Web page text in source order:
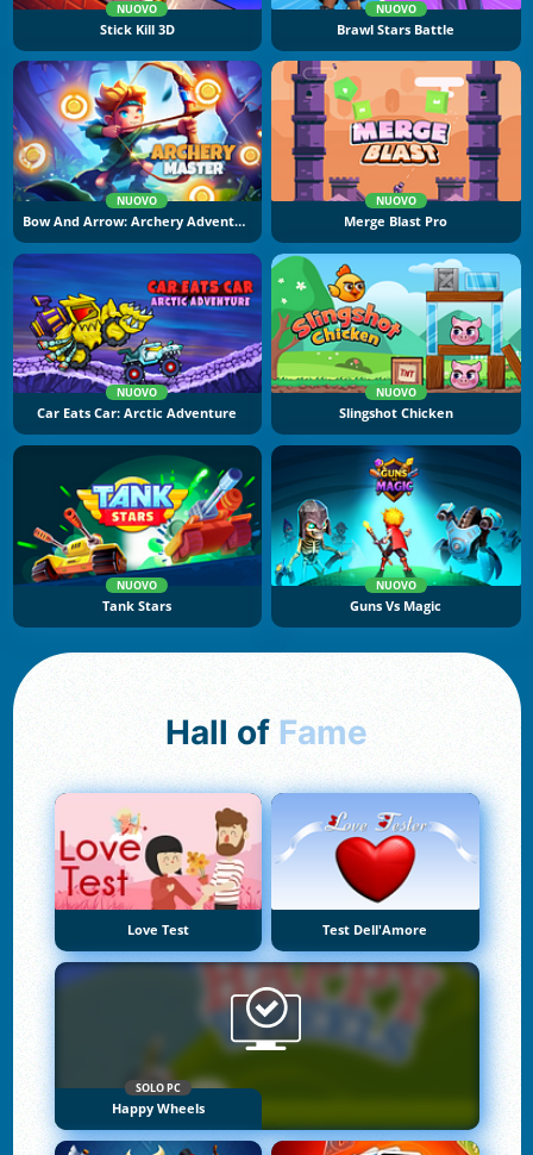
NUOVO
Stick Kill 3D
NUOVO
Brawl Stars Battle
NUOVO
Bow And Arrow: Archery Adventure
NUOVO
Merge Blast Pro
NUOVO
Car Eats Car: Arctic Adventure
NUOVO
Slingshot Chicken
NUOVO
Tank Stars
NUOVO
Guns Vs Magic
Hall of Fame
Love Test Test Dell'Amore
SOLO PC
Happy Wheels